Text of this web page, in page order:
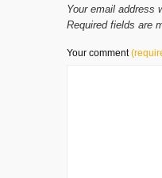
Your email address
Required fields are
Your comment